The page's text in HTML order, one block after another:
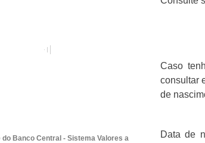
Banco Central - Sistema Valores a
Caso
consultar
de
Data de